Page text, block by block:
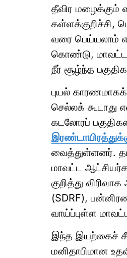
தீவிர மழைக்கும்
கள்ளக்குறிச்சி,
வரை பெய்யலாம்
கொண்டு, மாவட்ட
நீர் சூழ்ந்த
புயல்
செல்லக் கூடாது
கடலோரப்
வைத்துள்ளனர்.
மாவட்ட
குறித்து
(SDRF),
வாய்ப்புள்ள
இந்த இயற்கைச்
மனிதாபிமான